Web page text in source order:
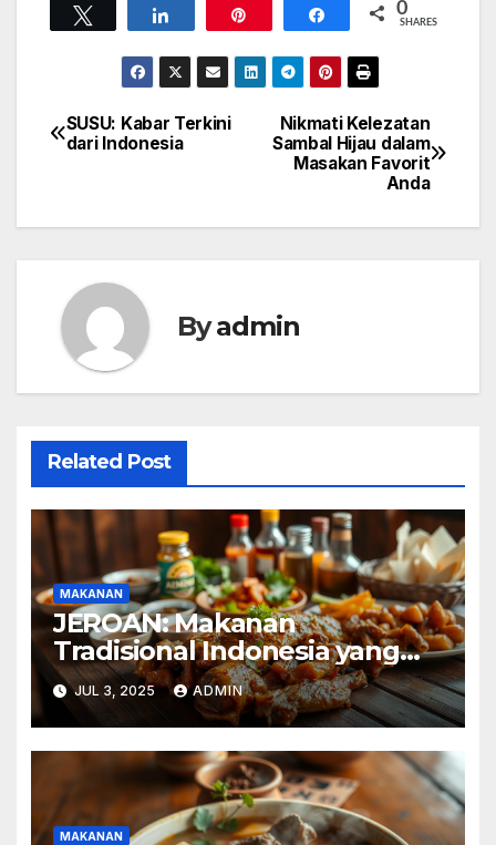
Share 0
SHARES
Navigasi
Nikmati Kelezatan
Sambal Hijau dalam
Masakan Favorit
Anda
SUSU: Kabar Terkini
dari Indonesia
Byadmin
Related Post
MAKANAN
JEROAN: Makanan
Tradisional Indonesia yang
Lezat
JUL 3, 2025 ADMIN
MAKANAN